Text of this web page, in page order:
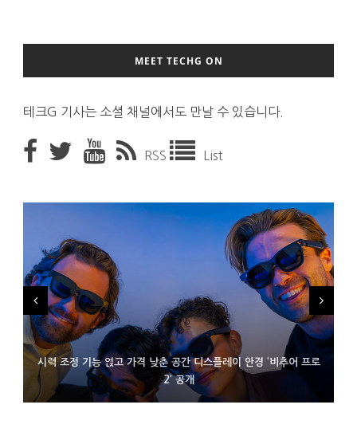
MEET TECHG ON
테크G 기사는 소셜 채널에서도 만날 수 있습니다.
RSS List
시력 조정 기능 얹고 가격 낮춘 공간 디스플레이 안경 ‘비추어 프로
2’ 공개
D램 부족에 10억달러어치 아이폰18 프로세서 패키징 대기 중
300~400달러 반지형 스피커 준비하는 오픈AI